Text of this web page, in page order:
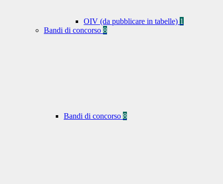
OIV (da pubblicare in tabelle) 1
Bandi di concorso 8
Bandi di concorso 8